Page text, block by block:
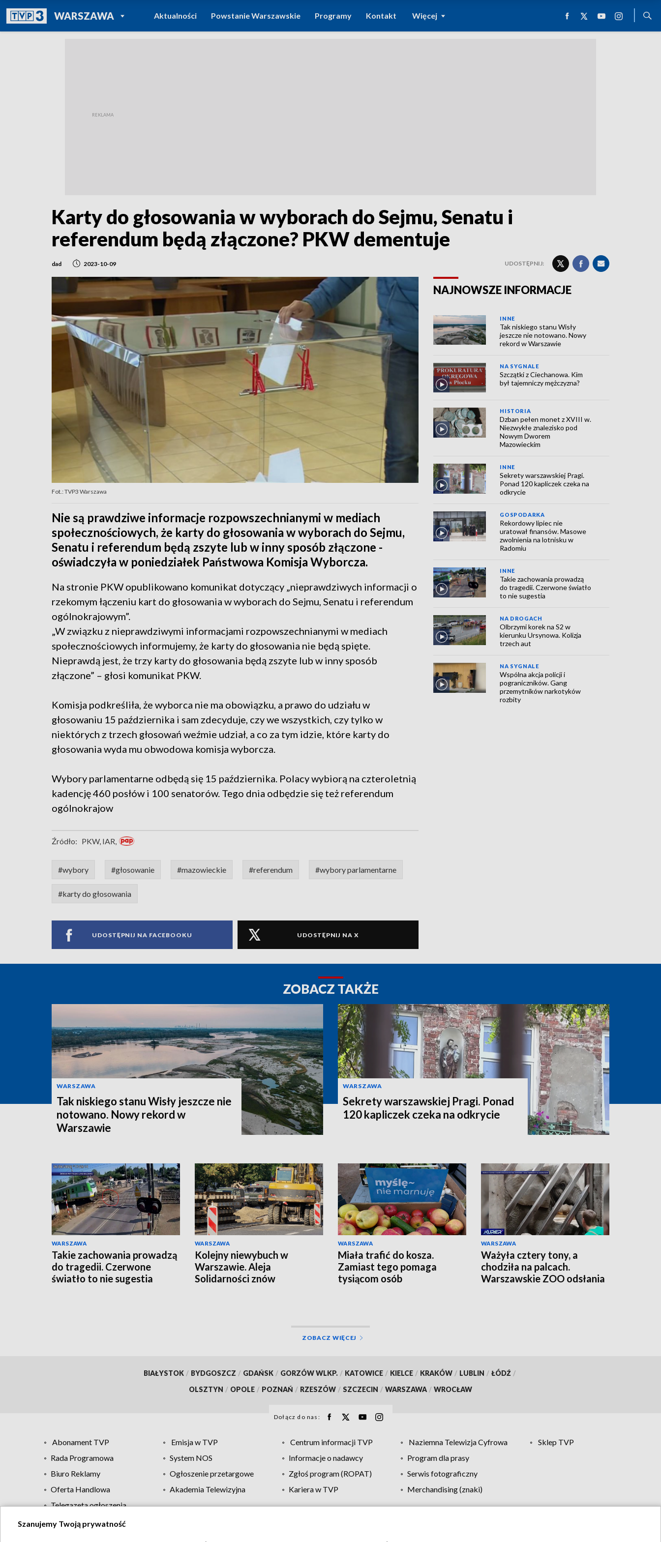
WARSZAWAPOWRÓT DO
TVP REGIONY
Aktualności Powstanie Warszawskie Programy Kontakt Więcej
Karty do głosowania w wyborach do Sejmu, Senatu i
referendum będą złączone? PKW dementuje
dad 2023-10-09 UDOSTĘPNIJ:
Fot.: TVP3 Warszawa
Nie są prawdziwe informacje rozpowszechnianymi w mediach
społecznościowych, że karty do głosowania w wyborach do Sejmu,
Senatu i referendum będą zszyte lub w inny sposób złączone -
oświadczyła w poniedziałek Państwowa Komisja Wyborcza.
Na stronie PKW opublikowano komunikat dotyczący „nieprawdziwych informacji o
rzekomym łączeniu kart do głosowania w wyborach do Sejmu, Senatu i referendum
ogólnokrajowym”.
„W związku z nieprawdziwymi informacjami rozpowszechnianymi w mediach
społecznościowych informujemy, że karty do głosowania nie będą spięte.
Nieprawdą jest, że trzy karty do głosowania będą zszyte lub w inny sposób
złączone” – głosi komunikat PKW.
Komisja podkreśliła, że wyborca nie ma obowiązku, a prawo do udziału w
głosowaniu 15 października i sam zdecyduje, czy we wszystkich, czy tylko w
niektórych z trzech głosowań weźmie udział, a co za tym idzie, które karty do
głosowania wyda mu obwodowa komisja wyborcza.
Wybory parlamentarne odbędą się 15 października. Polacy wybiorą na czteroletnią
kadencję 460 posłów i 100 senatorów. Tego dnia odbędzie się też referendum
ogólnokrajow
Źródło: PKW, IAR,
#wybory #głosowanie #mazowieckie #referendum #wybory parlamentarne
#karty do głosowania
UDOSTĘPNIJ NA FACEBOOKU UDOSTĘPNIJ NA X
NAJNOWSZE INFORMACJE
INNE
Tak niskiego stanu Wisły
jeszcze nie notowano. Nowy
rekord w Warszawie
NA SYGNALE
Szczątki z Ciechanowa. Kim
był tajemniczy mężczyzna?
HISTORIA
Dzban pełen monet z XVIII w.
Niezwykłe znalezisko pod
Nowym Dworem
Mazowieckim
INNE
Sekrety warszawskiej Pragi.
Ponad 120 kapliczek czeka na
odkrycie
GOSPODARKA
Rekordowy lipiec nie
uratował finansów. Masowe
zwolnienia na lotnisku w
Radomiu
INNE
Takie zachowania prowadzą
do tragedii. Czerwone światło
to nie sugestia
NA DROGACH
Olbrzymi korek na S2 w
kierunku Ursynowa. Kolizja
trzech aut
NA SYGNALE
Wspólna akcja policji i
pograniczników. Gang
przemytników narkotyków
rozbity
ZOBACZ TAKŻE
WARSZAWA
Tak niskiego stanu Wisły jeszcze nie
notowano. Nowy rekord w
Warszawie
WARSZAWA
Sekrety warszawskiej Pragi. Ponad
120 kapliczek czeka na odkrycie
WARSZAWA
Takie zachowania prowadzą
do tragedii. Czerwone
światło to nie sugestia
WARSZAWA
Kolejny niewybuch w
Warszawie. Aleja
Solidarności znów
WARSZAWA
Miała trafić do kosza.
Zamiast tego pomaga
tysiącom osób
WARSZAWA
Ważyła cztery tony, a
chodziła na palcach.
Warszawskie ZOO odsłania
ZOBACZ WIĘCEJ
BIAŁYSTOK / BYDGOSZCZ / GDAŃSK / GORZÓW WLKP. / KATOWICE / KIELCE / KRAKÓW / LUBLIN / ŁÓDŹ /
OLSZTYN / OPOLE / POZNAŃ / RZESZÓW / SZCZECIN / WARSZAWA / WROCŁAW
Dołącz do nas:
Abonament TVP Emisja w TVP Centrum informacji TVP Naziemna Telewizja Cyfrowa
Sklep TVP
Rada Programowa
System NOS Informacje o nadawcy
Program dla prasy
Biuro Reklamy
Ogłoszenie przetargowe Zgłoś program (ROPAT)
Serwis fotograficzny
Oferta Handlowa
Akademia Telewizyjna Kariera w TVP
Merchandising (znaki)
Telegazeta ogłoszenia
Szanujemy Twoją prywatność